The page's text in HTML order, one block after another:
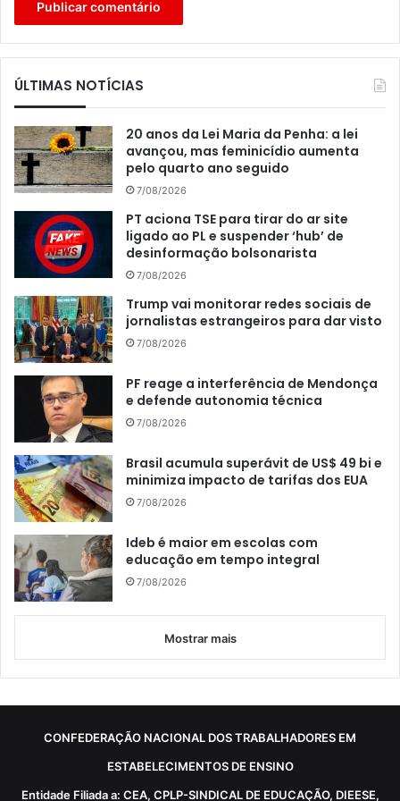
ÚLTIMAS NOTÍCIAS
20 anos da Lei Maria da Penha: a lei
avançou, mas feminicídio aumenta
pelo quarto ano seguido
7/08/2026
PT aciona TSE para tirar do ar site
ligado ao PL e suspender ‘hub’ de
desinformação bolsonarista
7/08/2026
Trump vai monitorar redes sociais de
jornalistas estrangeiros para dar visto
7/08/2026
PF reage a interferência de Mendonça
e defende autonomia técnica
7/08/2026
Brasil acumula superávit de US$ 49 bi e
minimiza impacto de tarifas dos EUA
7/08/2026
Ideb é maior em escolas com
educação em tempo integral
7/08/2026
Mostrar mais
CONFEDERAÇÃO NACIONAL DOS TRABALHADORES EM
ESTABELECIMENTOS DE ENSINO
Entidade Filiada a: CEA, CPLP-SINDICAL DE EDUCAÇÃO, DIEESE,